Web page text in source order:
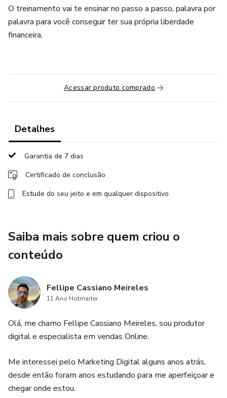
O treinamento vai te ensinar no passo a passo, palavra por
palavra para você conseguir ter sua própria liberdade
financeira.
Acessar produto comprado
Detalhes
Garantia de 7 dias
Certificado de conclusão
Estude do seu jeito e em qualquer dispositivo
Saiba mais sobre quem criou o
conteúdo
Fellipe Cassiano Meireles
11 Ano Hotmarter
Olá, me chamo Fellipe Cassiano Meireles, sou produtor
digital e especialista em vendas Online.
Me interessei pelo Marketing Digital alguns anos atrás,
desde então foram anos estudando para me aperfeiçoar e
chegar onde estou.